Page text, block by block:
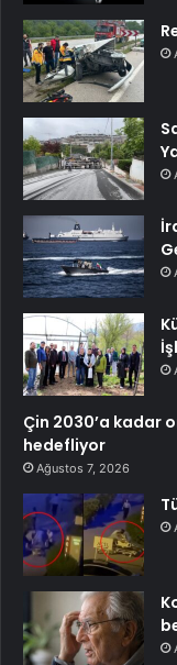
Çin 2030’a kadar
hedefliyor
Ağustos 7, 2026